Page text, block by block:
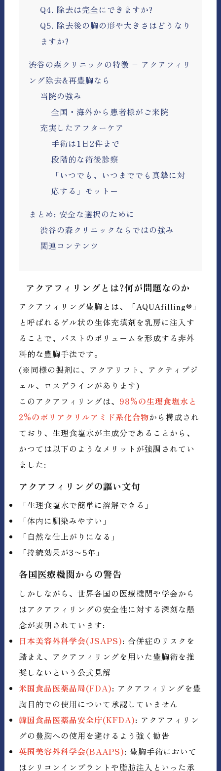
Q4. 除去は完全にできますか?
Q5. 除去後の胸の形や大きさはどうなり
ますか?
渋谷の森クリニックの特徴 – アクアフィリ
ング除去&再豊胸なら
当院の強み
全国・海外から患者様がご来院
充実したアフターケア
手術は1日2件まで
段階的な術後診察
「いつでも、いつまででも真摯に対
応する」モットー
まとめ: 安全な選択のために
渋谷の森クリニックならではの強み
関連コンテンツ
アクアフィリングとは?何が問題なのか
アクアフィリング豊胸とは、「AQUAfilling®」
と呼ばれるゲル状の生体充填剤を乳房に注入す
ることで、バストのボリュームを形成する非外
科的な豊胸手法です。
(※同様の製剤に、アクアリフト、アクティブジ
ェル、ロスデラインがあります)
このアクアフィリングは、 98%の生理食塩水と
2%のポリアクリルアミド系化合物から構成され
ており、生理食塩水が主成分であることから、
かつては以下のようなメリットが強調されてい
ました:
アクアフィリングの謳い文句
「生理食塩水で簡単に溶解できる」
「体内に馴染みやすい」
「自然な仕上がりになる」
「持続効果が3〜5年」
各国医療機関からの警告
しかしながら、世界各国の医療機関や学会から
はアクアフィリングの安全性に対する深刻な懸
念が表明されています:
日本美容外科学会(JSAPS): 合併症のリスクを
踏まえ、アクアフィリングを用いた豊胸術を推
奨しないという公式見解
米国食品医薬品局(FDA): アクアフィリングを豊
胸目的での使用について承認していません
韓国食品医薬品安全庁(KFDA): アクアフィリン
グの豊胸への使用を避けるよう強く勧告
英国美容外科学会(BAAPS): 豊胸手術において
はシリコンインプラントや脂肪注入といった承